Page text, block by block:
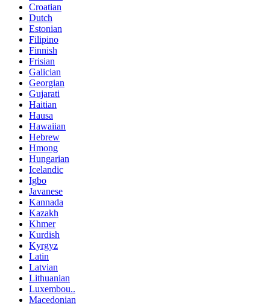
Croatian
Dutch
Estonian
Filipino
Finnish
Frisian
Galician
Georgian
Gujarati
Haitian
Hausa
Hawaiian
Hebrew
Hmong
Hungarian
Icelandic
Igbo
Javanese
Kannada
Kazakh
Khmer
Kurdish
Kyrgyz
Latin
Latvian
Lithuanian
Luxembou..
Macedonian